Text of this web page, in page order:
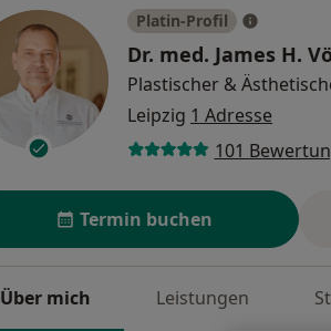
Platin-Profil
Dr. med. James H.
Plastischer &
Leipzig 1 Adresse
101
Termin buchen
Über mich Leistungen